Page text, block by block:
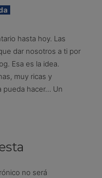
hasta hoy. Las
dar nosotros a ti por
Esa es la idea.
muy ricas y
pueda hacer… Un
no será